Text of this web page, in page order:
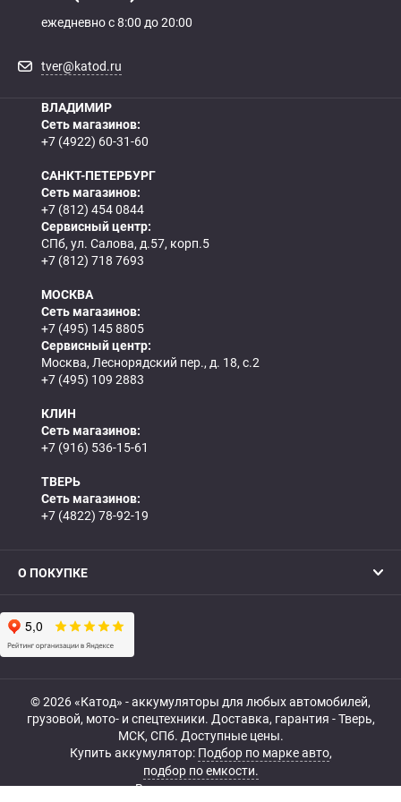
ежедневно с 8:00 до 20:00
tver@katod.ru
ВЛАДИМИР
Сеть магазинов:
+7 (4922) 60-31-60
САНКТ-ПЕТЕРБУРГ
Сеть магазинов:
+7 (812) 454 0844
Сервисный центр:
СПб, ул. Салова, д.57, корп.5
+7 (812) 718 7693
МОСКВА
Сеть магазинов:
+7 (495) 145 8805
Сервисный центр:
Москва, Леснорядский пер., д. 18, с.2
+7 (495) 109 2883
КЛИН
Сеть магазинов:
+7 (916) 536-15-61
ТВЕРЬ
Сеть магазинов:
+7 (4822) 78-92-19
О ПОКУПКЕ
© 2026 «Катод» - аккумуляторы для любых автомобилей,
грузовой, мото- и спецтехники. Доставка, гарантия - Тверь,
МСК, СПб. Доступные цены.
Купить аккумулятор: Подбор по марке авто,
подбор по емкости.
Все права защищены.